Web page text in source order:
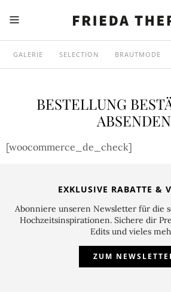
GALERIE SELECTION BRAUTMODE
BESTELLUNG
ABSENDEN
[woocommerce_de_check]
EXKLUSIVE RABATTE &
Abonniere unseren Newsletter für die
Hochzeitsinspirationen. Sichere dir
Edits und vieles
ZUM